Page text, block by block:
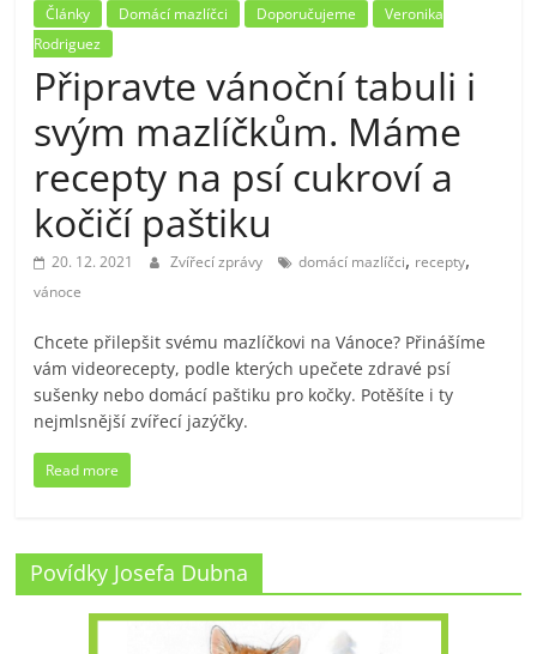
Články Domácí mazlíčci Doporučujeme
Veronika
Rodriguez
Připravte vánoční tabuli i
svým mazlíčkům. Máme
recepty na psí cukroví a
kočičí paštiku
20. 12. 2021 Zvířecí zprávy domácí mazlíčci, recepty,
vánoce
Chcete přilepšit svému mazlíčkovi na Vánoce? Přinášíme
vám videorecepty, podle kterých upečete zdravé psí
sušenky nebo domácí paštiku pro kočky. Potěšíte i ty
nejmlsnější zvířecí jazýčky.
Read more
Povídky Josefa Dubna